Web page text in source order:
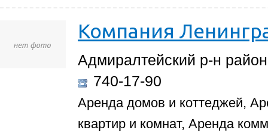
Компания
Адмиралтейский р-н
740-17-90
Аренда домов и коттеджей,
квартир и комнат, Аренда